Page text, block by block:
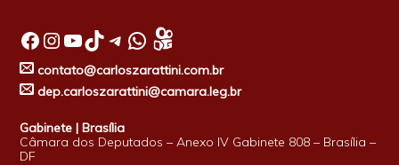
Facebook InstagramYoutube TikTok Telegram WhatsApp
contato@carloszarattini.com.br
dep.carloszarattini@camara.leg.br
Gabinete | Brasília
Câmara dos Deputados – Anexo IV Gabinete 808 – Brasília –
DF